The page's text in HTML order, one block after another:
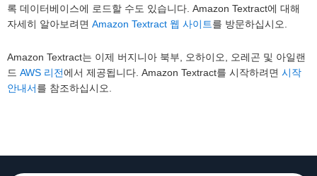
록 데이터베이스에 로드할 수도 있습니다. Amazon Textract에 대해
자세히 알아보려면 Amazon Textract 웹 사이트를 방문하십시오.
Amazon Textract는 이제 버지니아 북부, 오하이오, 오레곤 및 아일랜
드 AWS 리전에서 제공됩니다. Amazon Textract를 시작하려면 시작
안내서를 참조하십시오.